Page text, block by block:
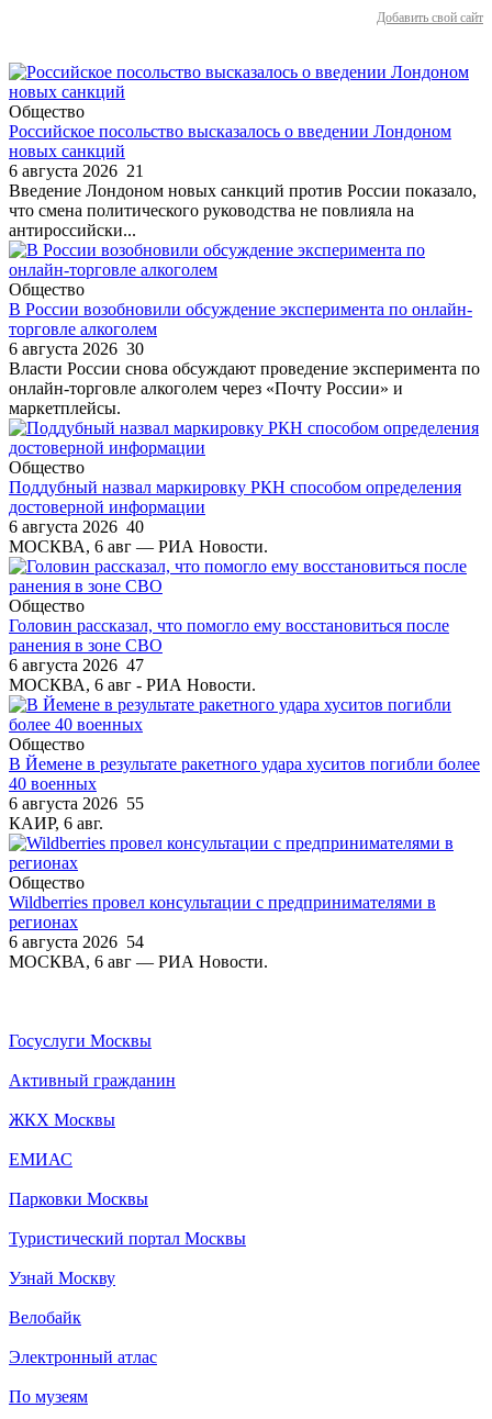
Добавить свой сайт
Общество
Российское посольство высказалось о введении Лондоном
новых санкций
6 августа 2026 21
Введение Лондоном новых санкций против России показало,
что смена политического руководства не повлияла на
антироссийски...
Общество
В России возобновили обсуждение эксперимента по онлайн-
торговле алкоголем
6 августа 2026 30
Власти России снова обсуждают проведение эксперимента по
онлайн-торговле алкоголем через «Почту России» и
маркетплейсы.
Общество
Поддубный назвал маркировку РКН способом определения
достоверной информации
6 августа 2026 40
МОСКВА, 6 авг — РИА Новости.
Общество
Головин рассказал, что помогло ему восстановиться после
ранения в зоне СВО
6 августа 2026 47
МОСКВА, 6 авг - РИА Новости.
Общество
В Йемене в результате ракетного удара хуситов погибли более
40 военных
6 августа 2026 55
КАИР, 6 авг.
Общество
Wildberries провел консультации с предпринимателями в
регионах
6 августа 2026 54
МОСКВА, 6 авг — РИА Новости.
Госуслуги Москвы
Активный гражданин
ЖКХ Москвы
ЕМИАС
Парковки Москвы
Туристический портал Москвы
Узнай Москву
Велобайк
Электронный атлас
По музеям